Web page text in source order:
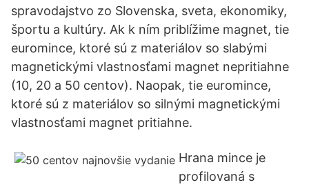
spravodajstvo zo Slovenska, sveta, ekonomiky,
športu a kultúry. Ak k ním priblížime magnet, tie
euromince, ktoré sú z materiálov so slabými
magnetickými vlastnosťami magnet nepritiahne
(10, 20 a 50 centov). Naopak, tie euromince,
ktoré sú z materiálov so silnými magnetickými
vlastnosťami magnet pritiahne.
Hrana mince je
profilovaná s